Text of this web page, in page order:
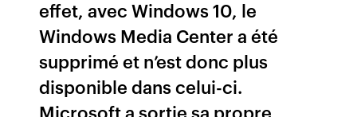
effet, avec Windows 10, le
Windows Media Center a été
supprimé et n’est donc plus
disponible dans celui-ci.
Microsoft a sortie sa propre